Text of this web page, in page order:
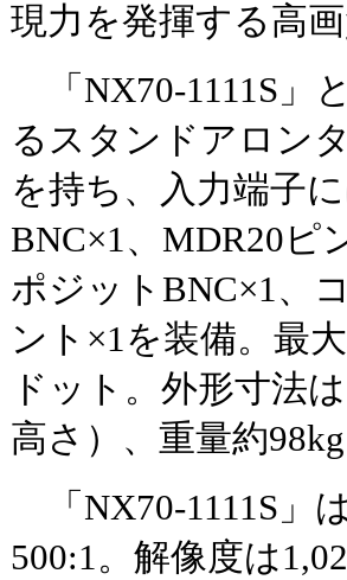
現力を発揮する高
「NX70-1111S」
るスタンドアロン
を持ち、入力端子
BNC×1、MDR20ピ
ポジットBNC×1、
ント×1を装備。最
ドット。外形寸法
高さ）、重量約98kg
「NX70-1111S」
500:1。解像度は